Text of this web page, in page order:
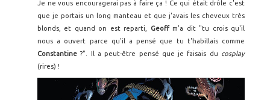
Je ne vous encouragerai pas à faire ça ! Ce qui était drôle c'est
que je portais un long manteau et que j'avais les cheveux très
blonds, et quand on est reparti,
Geoffm'a dit "tu crois qu'il
nous a ouvert parce qu'il a pensé que tu t'habillais comme
Constantine?". Il a peut-être pensé que je faisais du cosplay
(rires) !